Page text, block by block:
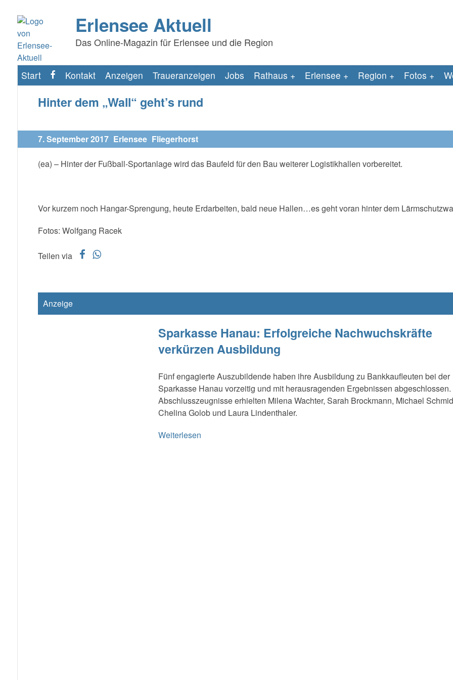
Erlensee Aktuell
Das Online-Magazin für Erlensee und die Region
Start f Kontakt Anzeigen Traueranzeigen Jobs Rathaus Erlensee Region Fotos
Hinter dem „Wall“ geht’s rund
7. September 2017 Erlensee Fliegerhorst
(ea) – Hinter der Fußball-Sportanlage wird das Baufeld für den Bau weiterer Logistikhallen vorbereitet.
Vor kurzem noch Hangar-Sprengung, heute Erdarbeiten, bald neue Hallen…es geht voran hinter dem
Fotos: Wolfgang Racek
Teilen via f w
Anzeige
Sparkasse Hanau: Erfolgreiche Nachwuchskräfte
verkürzen Ausbildung
Fünf engagierte Auszubildende haben ihre Ausbildung zu Bankkaufleuten bei der
Sparkasse Hanau vorzeitig und mit herausragenden Ergebnissen
Abschlusszeugnisse erhielten Milena Wachter, Sarah Brockmann, Michael
Chelina Golob und Laura Lindenthaler.
Weiterlesen